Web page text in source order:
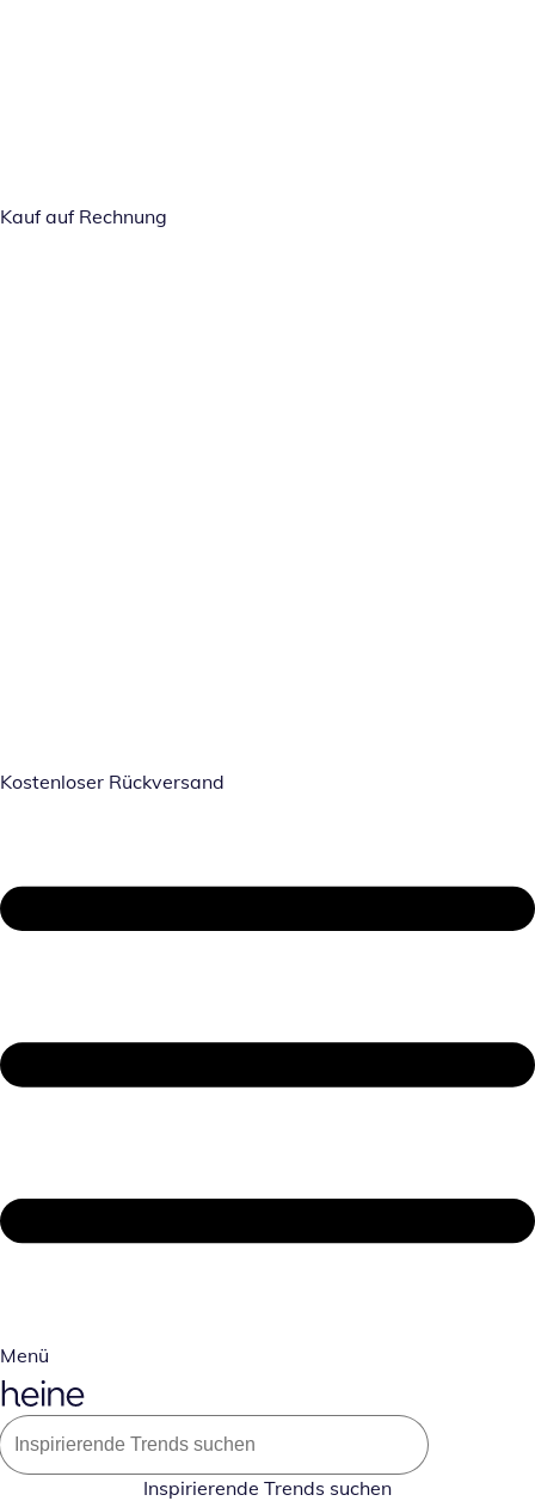
Kauf auf Rechnung
Kostenloser Rückversand
Menü
Inspirierende Trends suchen